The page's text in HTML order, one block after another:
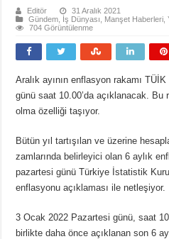
Editör
31 Aralık 2021
Gündem İş Dünyası Manşet Haberleri ,
704 Görüntülenme
Aralık ayının enflasyon rakamı
günü saat 10.00’da açıklanacak.
olma özelliği taşıyor.
Bütün yıl tartışılan ve üzerine
zamlarında belirleyici olan 6 aylık
pazartesi günü Türkiye İstatistik
enflasyonu açıklaması ile netleşiyor.
3 Ocak 2022 Pazartesi günü, saat
birlikte daha önce açıklanan son 6